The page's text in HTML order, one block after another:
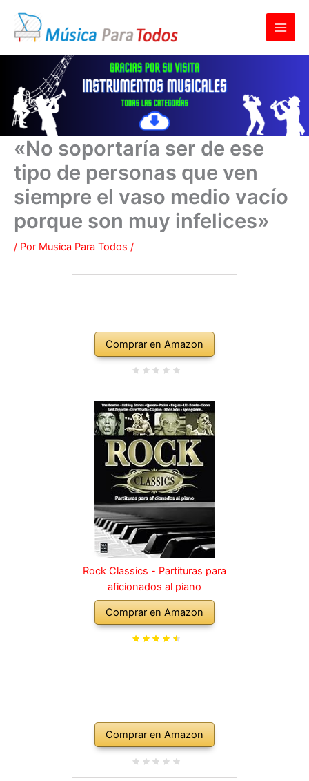
contenido
«No soportaría ser de ese
tipo de personas que ven
siempre el vaso medio vacío
porque son muy infelices»
/ Por Musica Para Todos /
Comprar en Amazon
Rock Classics - Partituras para
aficionados al piano
Comprar en Amazon
Comprar en Amazon